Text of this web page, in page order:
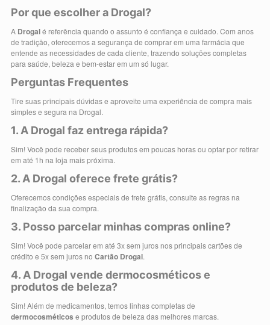
Por que escolher a Drogal?
A Drogalé referência quando o assunto é confiança e cuidado. Com anos
de tradição, oferecemos a segurança de comprar em uma farmácia que
entende as necessidades de cada cliente, trazendo soluções completas
para saúde, beleza e bem-estar em um só lugar.
Perguntas Frequentes
Tire suas principais dúvidas e aproveite uma experiência de compra mais
simples e segura na Drogal.
1. A Drogal faz entrega rápida?
Sim! Você pode receber seus produtos em poucas horas ou optar por retirar
em até 1h na loja mais próxima.
2. A Drogal oferece frete grátis?
Oferecemos condições especiais de frete grátis, consulte as regras na
finalização da sua compra.
3. Posso parcelar minhas compras online?
Sim! Você pode parcelar em até 3x sem juros nos principais cartões de
crédito e 5x sem juros no Cartão Drogal.
4. A Drogal vende dermocosméticos e
produtos de beleza?
Sim! Além de medicamentos, temos linhas completas de
dermocosméticos e produtos de beleza das melhores marcas.